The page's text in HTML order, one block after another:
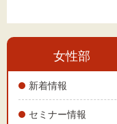
女性部
新着情報
セミナー情報